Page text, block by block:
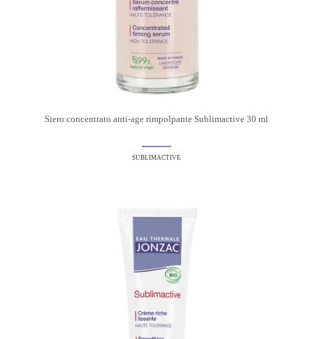
Siero concentrato anti-age rimpolpante Sublimactive 30 ml
SUBLIMACTIVE